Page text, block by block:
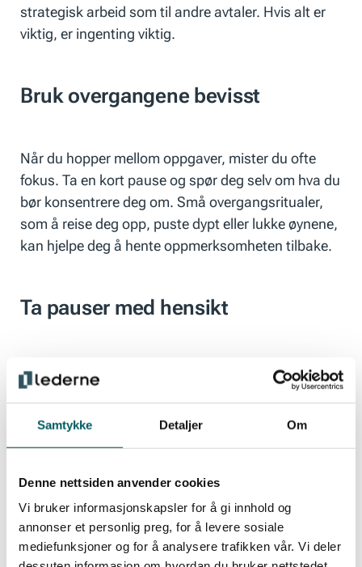
Samtykke Detaljer Om
Denne nettsiden anvender cookies
Vi bruker informasjonskapsler for å gi innhold og
annonser et personlig preg, for å levere sosiale
mediefunksjoner og for å analysere trafikken vår. Vi deler
strategisk arbeid som til andre avtaler. Hvis alt er
viktig, er ingenting viktig.
Bruk overgangene bevisst
Når du hopper mellom oppgaver, mister du ofte
fokus. Ta en kort pause og spør deg selv om hva du
bør konsentrere deg om. Små overgangsritualer,
som å reise deg opp, puste dypt eller lukke øynene,
kan hjelpe deg å hente oppmerksomheten tilbake.
Ta pauser med hensikt
Mange tenker at pauser er bortkastet tid, men
hjernen trenger hvile for å bearbeide informasjon
blikket. Det gir også rom for de gode ideene; de
Unngå multitasking